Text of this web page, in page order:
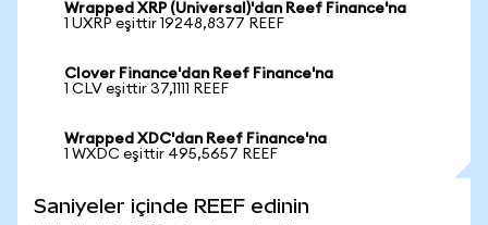
Wrapped XRP (Universal)'dan Reef Finance'na
1 UXRP eşittir 19248,8377 REEF
Clover Finance'dan Reef Finance'na
1 CLV eşittir 37,1111 REEF
Wrapped XDC'dan Reef Finance'na
1 WXDC eşittir 495,5657 REEF
Saniyeler içinde REEF edinin